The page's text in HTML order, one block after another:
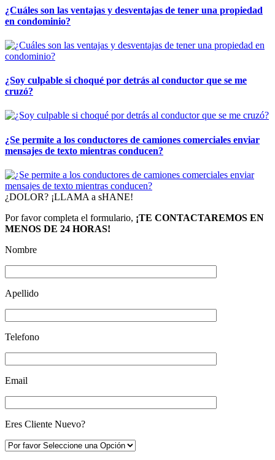
¿Cuáles son las ventajas y desventajas de tener una propiedad
en condominio?
¿Soy culpable si choqué por detrás al conductor que se me
cruzó?
¿Se permite a los conductores de camiones comerciales enviar
mensajes de texto mientras conducen?
¿DOLOR? ¡LLAMA a sHANE!
Por favor completa el formulario, ¡TE CONTACTAREMOS EN
MENOS DE 24 HORAS!
Nombre
Apellido
Telefono
Email
Eres Cliente Nuevo?